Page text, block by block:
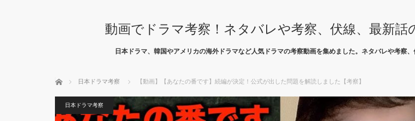
動画でドラマ考察！ネタバレや考察、伏線、最新話
日本ドラマ、韓国やアメリカの海外ドラマなど人気ドラマの考察動画を集めました。ネタバレや考察
ホーム 日本ドラマ考察 【動画】【あなたの番です】続編が決定！公式が出した問題を解読しました【考察】
日本ドラマ考察